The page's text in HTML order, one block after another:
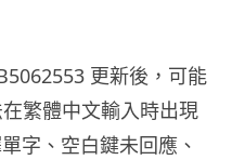
更新後，可能
繁體中文輸入時出現
字、空白鍵未回應、